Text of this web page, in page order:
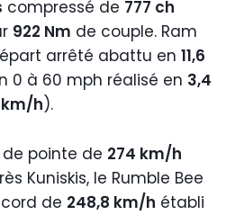
compressé de 777 ch
922 Nm de couple. Ram
arrêté abattu en 11,6
0 à 60 mph réalisé en 3,4
h).
pointe de 274 km/h
Kuniskis, le Rumble Bee
de 248,8 km/h établi